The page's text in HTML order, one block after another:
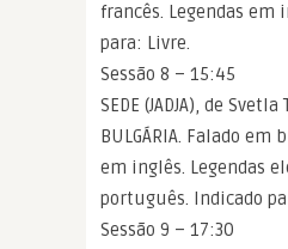
francês. Legendas em
para: Livre.
Sessão 8 – 15:45
SEDE (JADJA), de
BULGÁRIA. Falado em
em inglês. Legendas
português. Indicado
Sessão 9 – 17:30